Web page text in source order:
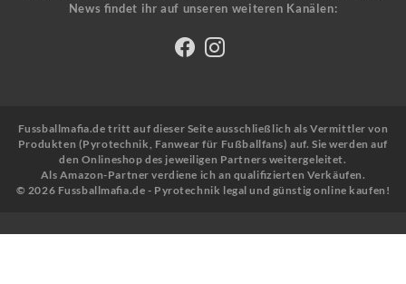
News findet ihr auf unseren weiteren Kanälen:
Fussballmafia.de tritt auf dieser Seite ausschließlich als Vermittler von
Produkten (Pyrotechnik, Fanwear für Fußballfans) auf. Sie werden auf
den Onlineshop des jeweiligen Partners weitergeleitet.
Als Amazon-Partner verdiene ich an qualifizierten Verkäufen.
© 2026 Fussballmafia.de - Pyrotechnik legal und günstig online kaufen!